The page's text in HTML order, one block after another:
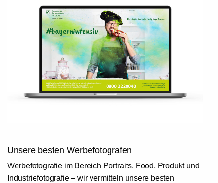
Unsere besten Werbefotografen
Werbefotografie im Bereich Portraits, Food, Produkt und
Industriefotografie – wir vermitteln unsere besten